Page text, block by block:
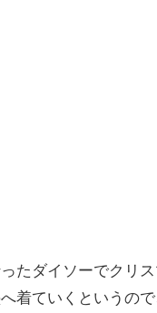
たダイソーでクリ
着ていくというの